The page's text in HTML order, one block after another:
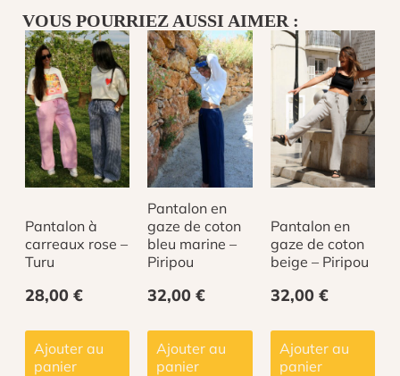
VOUS POURRIEZ AUSSI AIMER :
Pantalon à
carreaux rose –
Turu
28,00 €
Ajouter au
panier
Pantalon en
gaze de coton
bleu marine –
Piripou
32,00€
Ajouter au
panier
Pantalon en
gaze de coton
beige – Piripou
32,00 €
Ajouter au
panier